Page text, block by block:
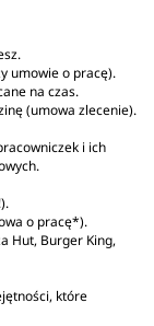
umowie o pracę).
na czas.
(umowa zlecenie).
i ich
o pracę*).
Hut, Burger King,
które